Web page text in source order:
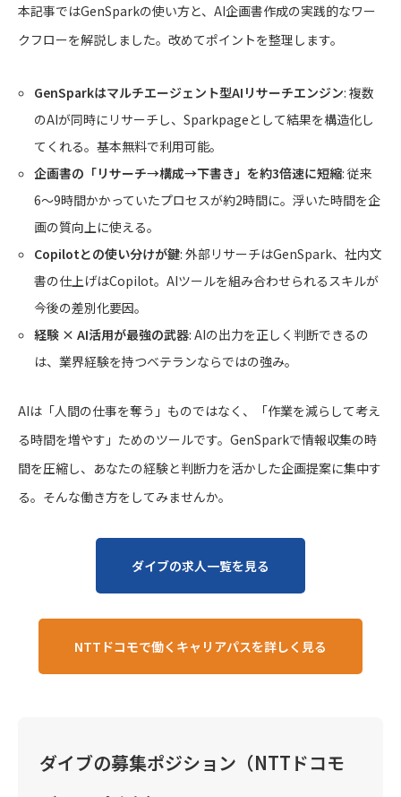
本記事ではGenSparkの使い方と、AI企画書作成の実践的なワー
クフローを解説しました。改めてポイントを整理します。
GenSparkはマルチエージェント型AIリサーチエンジン: 複数
のAIが同時にリサーチし、Sparkpageとして結果を構造化し
てくれる。基本無料で利用可能。
企画書の「リサーチ→構成→下書き」を約3倍速に短縮: 従来
6〜9時間かかっていたプロセスが約2時間に。浮いた時間を企
画の質向上に使える。
Copilotとの使い分けが鍵: 外部リサーチはGenSpark、社内文
書の仕上げはCopilot。AIツールを組み合わせられるスキルが
今後の差別化要因。
経験 × AI活用が最強の武器: AIの出力を正しく判断できるの
は、業界経験を持つベテランならではの強み。
AIは「人間の仕事を奪う」ものではなく、「作業を減らして考え
る時間を増やす」ためのツールです。GenSparkで情報収集の時
間を圧縮し、あなたの経験と判断力を活かした企画提案に集中す
る。そんな働き方をしてみませんか。
ダイブの求人一覧を見る
NTTドコモで働くキャリアパスを詳しく見る
ダイブの募集ポジション（NTTドコモ